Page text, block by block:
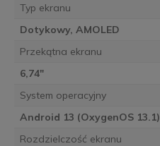
Typ ekranu
Dotykowy, AMOLED
Przekątna ekranu
6,74"
System operacyjny
Android 13 (OxygenOS 13.1)
Rozdzielczość ekranu